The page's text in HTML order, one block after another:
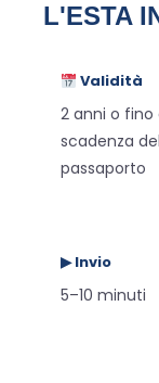
L'ESTA
Validità
2 anni o fino
scadenza del
passaporto
▶ Invio
5–10 minuti